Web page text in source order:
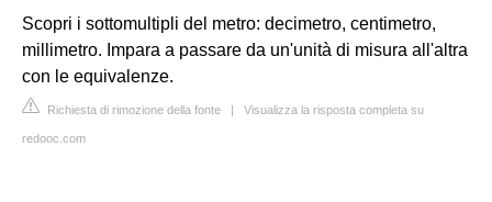
Scopri i sottomultipli del metro: decimetro, centimetro,
millimetro. Impara a passare da un'unità di misura all'altra
con le equivalenze.
Richiesta di rimozione della fonte Visualizza la risposta completa su
redooc.com